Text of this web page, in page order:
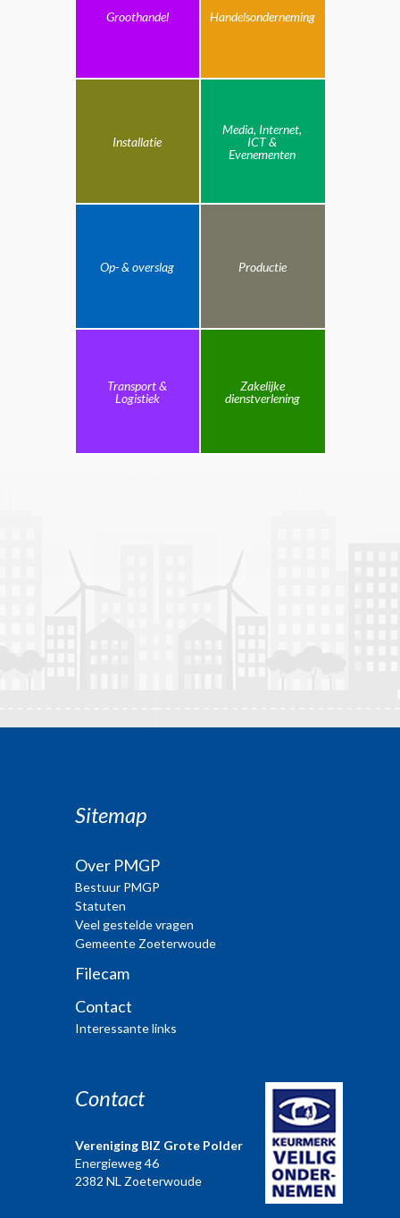
Groothandel Handelsonderneming
Installatie
Media, Internet,
ICT &
Evenementen
Op- & overslag Productie
Transport &
Logistiek
Zakelijke
dienstverlening
Sitemap
Over PMGP
Bestuur PMGP
Statuten
Veel gestelde vragen
Gemeente Zoeterwoude
Filecam
Contact
Interessante links
Contact
Vereniging BIZ Grote Polder
Energieweg 46
2382 NL Zoeterwoude